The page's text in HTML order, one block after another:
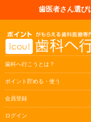
歯医者さん選
歯科へ行こうとは？
ポイント貯める・使う
会員登録
ログイン